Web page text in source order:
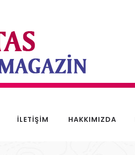
İLETIŞIM HAKKIMIZDA